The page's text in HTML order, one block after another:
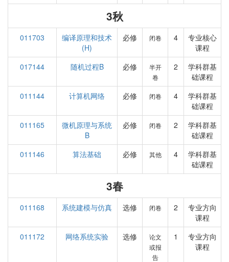
3秋
011703
编译原理和技术
(H)
必修 闭卷 4
专业核心
课程
017144
随机过程B 必修
半开
卷
2
学科群基
础课程
011144
计算机网络 必修 闭卷 4
学科群基
础课程
011165
微机原理与系统
B
必修 闭卷 2
学科群基
础课程
011146
算法基础 必修 其他 4
学科群基
础课程
3春
011168 系统建模与仿真 选修 闭卷 2
专业方向
课程
011172
网络系统实验 选修
论文
或报
告
1
专业方向
课程